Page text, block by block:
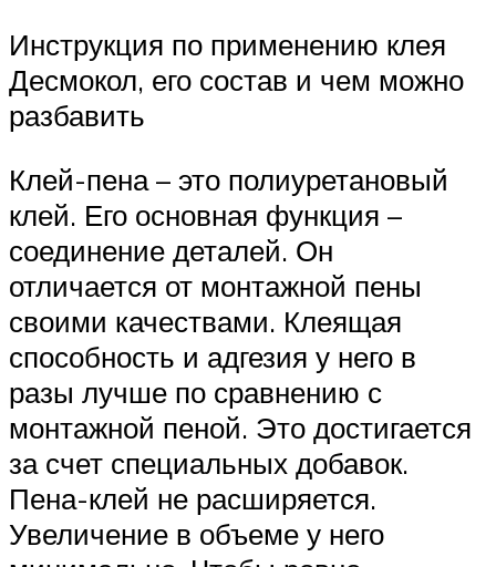
Инструкция по применению клея
Десмокол, его состав и чем можно
разбавить
Клей-пена – это полиуретановый
клей. Его основная функция –
соединение деталей. Он
отличается от монтажной пены
своими качествами. Клеящая
способность и адгезия у него в
разы лучше по сравнению с
монтажной пеной. Это достигается
за счет специальных добавок.
Пена-клей не расширяется.
Увеличение в объеме у него